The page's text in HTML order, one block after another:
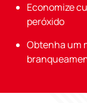
Economize
peróxido
Obtenha um